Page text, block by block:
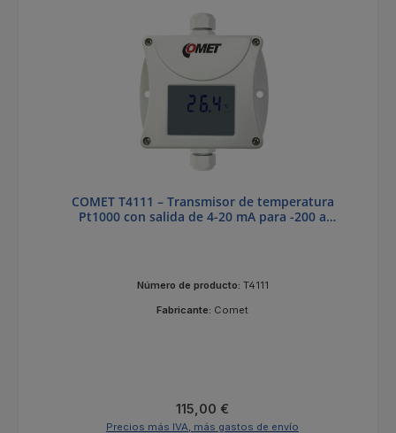
COMET T4111 – Transmisor de temperatura
Pt1000 con salida de 4-20 mA para -200 a
Número de producto: T4111
Fabricante: Comet
Precio normal:
115,00 €
Precios más IVA, más gastos de envío